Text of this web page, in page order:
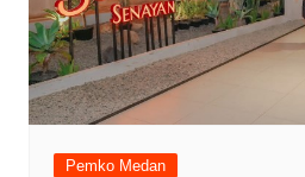
Pemko Medan